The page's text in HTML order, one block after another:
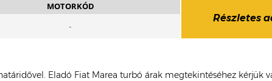
MOTORKÓD
-
Részletes
Eladó Fiat Marea turbó árak megtekintéséhez kérjük